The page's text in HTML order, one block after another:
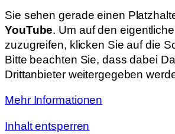
Sie sehen gerade einen
YouTube. Um auf den
zuzugreifen, klicken Sie auf die
Bitte beachten Sie, dass dabei
Drittanbieter weitergegeben
Mehr Informationen
Inhalt entsperren